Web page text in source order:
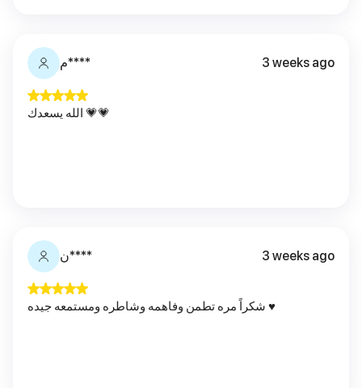
م**** 3 weeks ago
الله يسعدك 💗💗
ن**** 3 weeks ago
شكراً مره تطمن وفاهمه وشاطره ومستمعه جيده ♥️